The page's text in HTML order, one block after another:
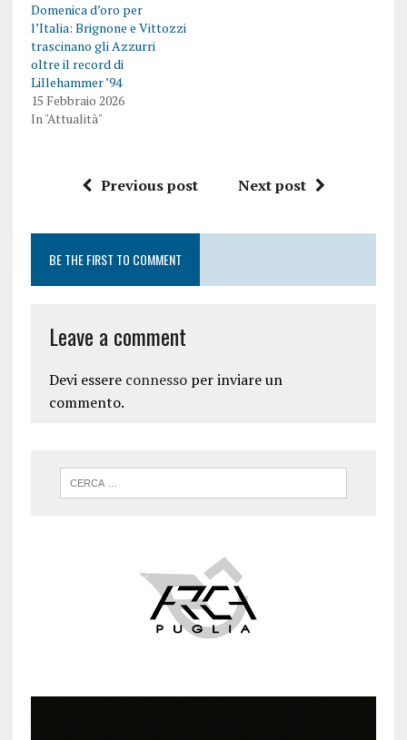
Domenica d’oro per
l’Italia: Brignone e Vittozzi
trascinano gli Azzurri
oltre il record di
Lillehammer ’94
15 Febbraio 2026
In "Attualità"
Previous post Next post
BE THE FIRST TO COMMENT
Leave a comment
Devi essere connessoper inviare un
commento.